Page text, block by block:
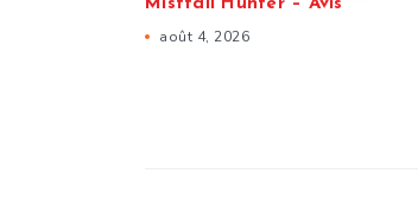
Mistfall Hunter – Avis
août 4, 2026